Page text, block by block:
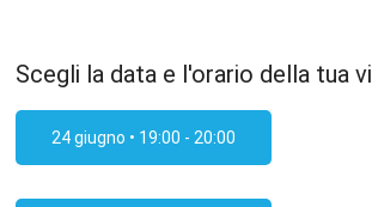
Scegli la data e l'orario della tua
24 giugno • 19:00 - 20:00